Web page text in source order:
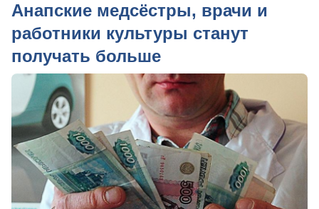
Анапские медсёстры, врачи и
работники культуры станут
получать больше